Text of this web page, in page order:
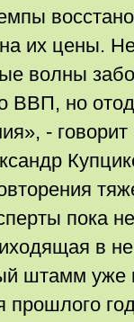
их цены.
волны
ВВП, но
-
пока
в
штамм уже
прошлого